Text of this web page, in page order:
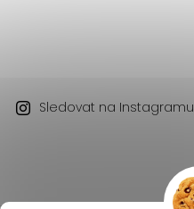
Sledovat na Instagramu